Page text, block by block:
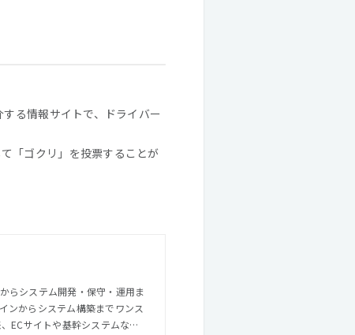
る情報サイトで、ドライバー
「ゴクリ」を投票することが
らシステム開発・保守・運用ま
ンからシステム構築までワンス